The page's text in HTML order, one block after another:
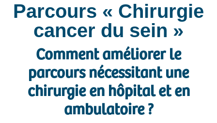
Parcours « Chirurgie
cancer du sein »
Comment améliorer le
parcours nécessitant une
chirurgie en hôpital et en
ambulatoire ?